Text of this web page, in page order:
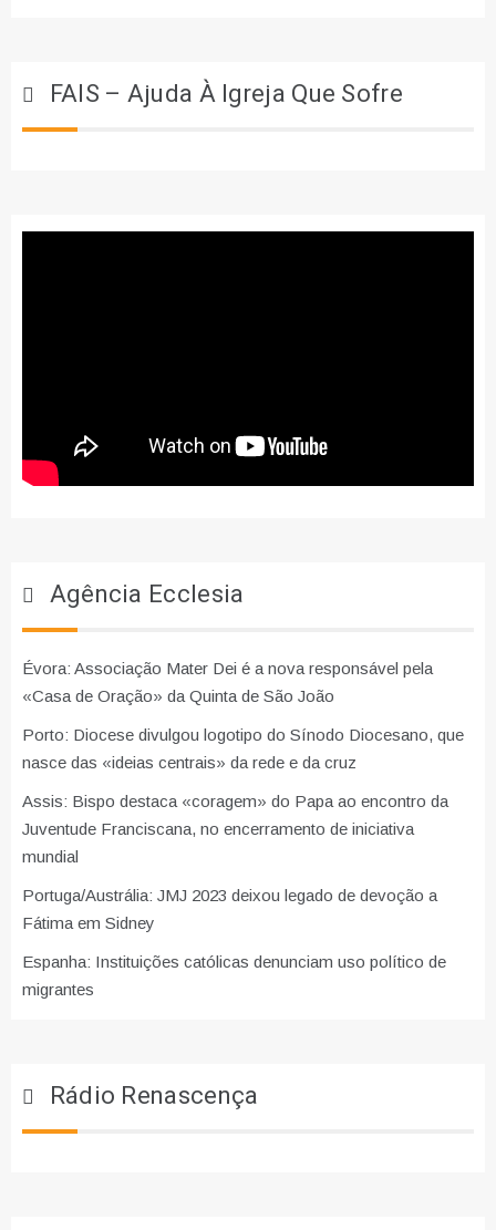
FAIS – Ajuda À Igreja Que Sofre
Agência Ecclesia
Évora: Associação Mater Dei é a nova responsável pela
«Casa de Oração» da Quinta de São João
Porto: Diocese divulgou logotipo do Sínodo Diocesano, que
nasce das «ideias centrais» da rede e da cruz
Assis: Bispo destaca «coragem» do Papa ao encontro da
Juventude Franciscana, no encerramento de iniciativa
mundial
Portuga/Austrália: JMJ 2023 deixou legado de devoção a
Fátima em Sidney
Espanha: Instituições católicas denunciam uso político de
migrantes
Rádio Renascença